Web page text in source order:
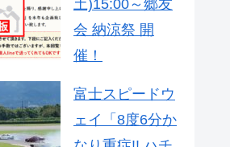
土)15:00～郷友
会 納涼祭 開
催！
富士スピードウ
ェイ「8度6分か